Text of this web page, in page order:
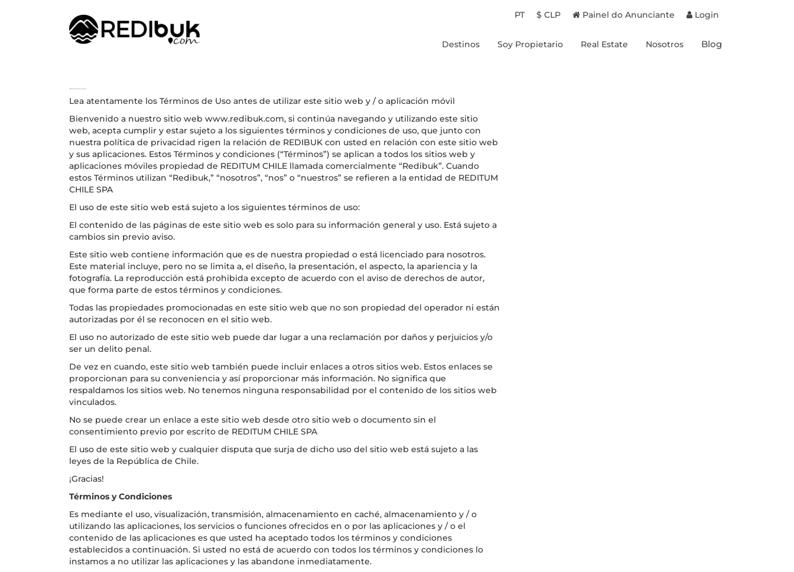
PT $ CLP Painel do Anunciante Login
Destinos
Colombia
Brasil
Soy Propietario Real Estate Nosotros Blog
Lea atentamente los Términos de Uso antes de utilizar este sitio web y / o aplicación móvil
Bienvenido a nuestro sitio web www.redibuk.com, si continúa navegando y utilizando este sitio
web, acepta cumplir y estar sujeto a los siguientes términos y condiciones de uso, que junto con
nuestra política de privacidad rigen la relación de REDIBUK con usted en relación con este sitio web
y sus aplicaciones. Estos Términos y condiciones (“Términos”) se aplican a todos los sitios web y
aplicaciones móviles propiedad de REDITUM CHILE llamada comercialmente “Redibuk”. Cuando
estos Términos utilizan “Redibuk,” “nosotros”, “nos” o “nuestros” se refieren a la entidad de REDITUM
CHILE SPA
El uso de este sitio web está sujeto a los siguientes términos de uso:
El contenido de las páginas de este sitio web es solo para su información general y uso. Está sujeto a
cambios sin previo aviso.
Este sitio web contiene información que es de nuestra propiedad o está licenciado para nosotros.
Este material incluye, pero no se limita a, el diseño, la presentación, el aspecto, la apariencia y la
fotografía. La reproducción está prohibida excepto de acuerdo con el aviso de derechos de autor,
que forma parte de estos términos y condiciones.
Todas las propiedades promocionadas en este sitio web que no son propiedad del operador ni están
autorizadas por él se reconocen en el sitio web.
El uso no autorizado de este sitio web puede dar lugar a una reclamación por daños y perjuicios y/o
ser un delito penal.
De vez en cuando, este sitio web también puede incluir enlaces a otros sitios web. Estos enlaces se
proporcionan para su conveniencia y así proporcionar más información. No significa que
respaldamos los sitios web. No tenemos ninguna responsabilidad por el contenido de los sitios web
vinculados.
No se puede crear un enlace a este sitio web desde otro sitio web o documento sin el
consentimiento previo por escrito de REDITUM CHILE SPA
El uso de este sitio web y cualquier disputa que surja de dicho uso del sitio web está sujeto a las
leyes de la República de Chile.
¡Gracias!
Términos y Condiciones
Es mediante el uso, visualización, transmisión, almacenamiento en caché, almacenamiento y / o
utilizando las aplicaciones, los servicios o funciones ofrecidos en o por las aplicaciones y / o el
contenido de las aplicaciones es que usted ha aceptado todos los términos y condiciones
establecidos a continuación. Si usted no está de acuerdo con todos los términos y condiciones lo
instamos a no utilizar las aplicaciones y las abandone inmediatamente.